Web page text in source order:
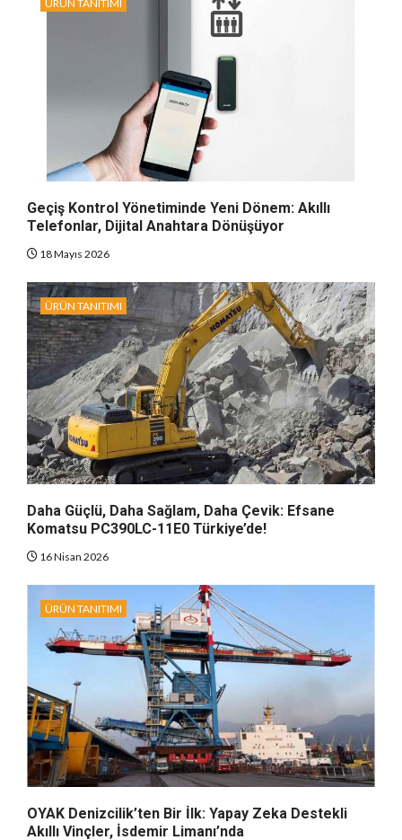
ÜRÜN TANITIMI
Geçiş Kontrol Yönetiminde Yeni Dönem: Akıllı
Telefonlar, Dijital Anahtara Dönüşüyor
18 Mayıs 2026
ÜRÜN TANITIMI
Daha Güçlü, Daha Sağlam, Daha Çevik: Efsane
Komatsu PC390LC-11E0 Türkiye’de!
16 Nisan 2026
ÜRÜN TANITIMI
OYAK Denizcilik’ten Bir İlk: Yapay Zeka Destekli
Akıllı Vinçler, İsdemir Limanı’nda